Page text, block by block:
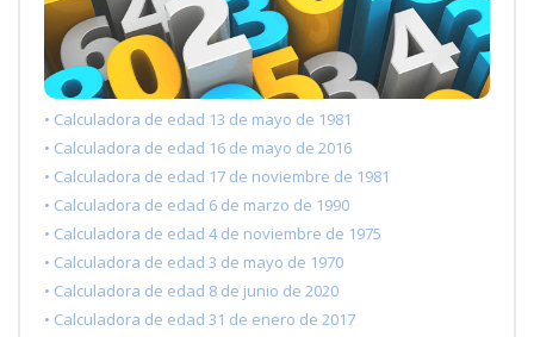
• Calculadora de edad 13 de mayo de 1981
• Calculadora de edad 16 de mayo de 2016
• Calculadora de edad 17 de noviembre de 1981
• Calculadora de edad 6 de marzo de 1990
• Calculadora de edad 4 de noviembre de 1975
• Calculadora de edad 3 de mayo de 1970
• Calculadora de edad 8 de junio de 2020
• Calculadora de edad 31 de enero de 2017